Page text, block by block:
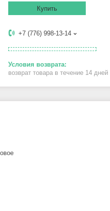
Купить
+7 (776) 998-13-14
возврат товара в течение 14 дней